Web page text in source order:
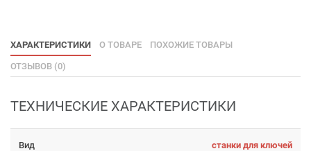
ХАРАКТЕРИСТИКИ О ТОВАРЕ ПОХОЖИЕ ТОВАРЫ
ОТЗЫВОВ (0)
ТЕХНИЧЕСКИЕ ХАРАКТЕРИСТИКИ
Вид станки для ключей